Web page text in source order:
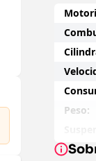
Peso:
Preço